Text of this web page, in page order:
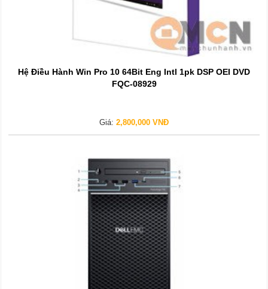
Hệ Điều Hành Win Pro 10 64Bit Eng Intl 1pk DSP OEI DVD
FQC-08929
Giá: 2,800,000 VNĐ